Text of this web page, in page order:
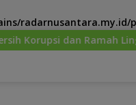
Lingkungan